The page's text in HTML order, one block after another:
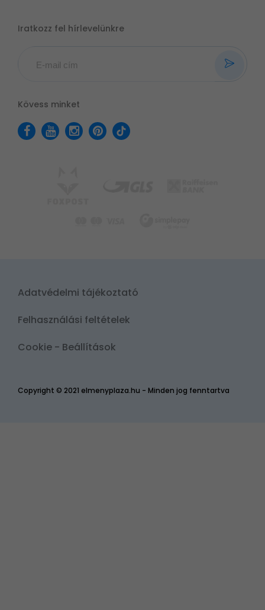
Iratkozz fel hírlevelünkre
Kövess minket
Copyright © 2021 elmenyplaza.hu - Minden jog fenntartva
Adatvédelmi tájékoztató
Felhasználási feltételek
Cookie - Beállítások